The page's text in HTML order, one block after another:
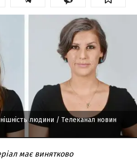
людини / Телеканал новин
має винятково